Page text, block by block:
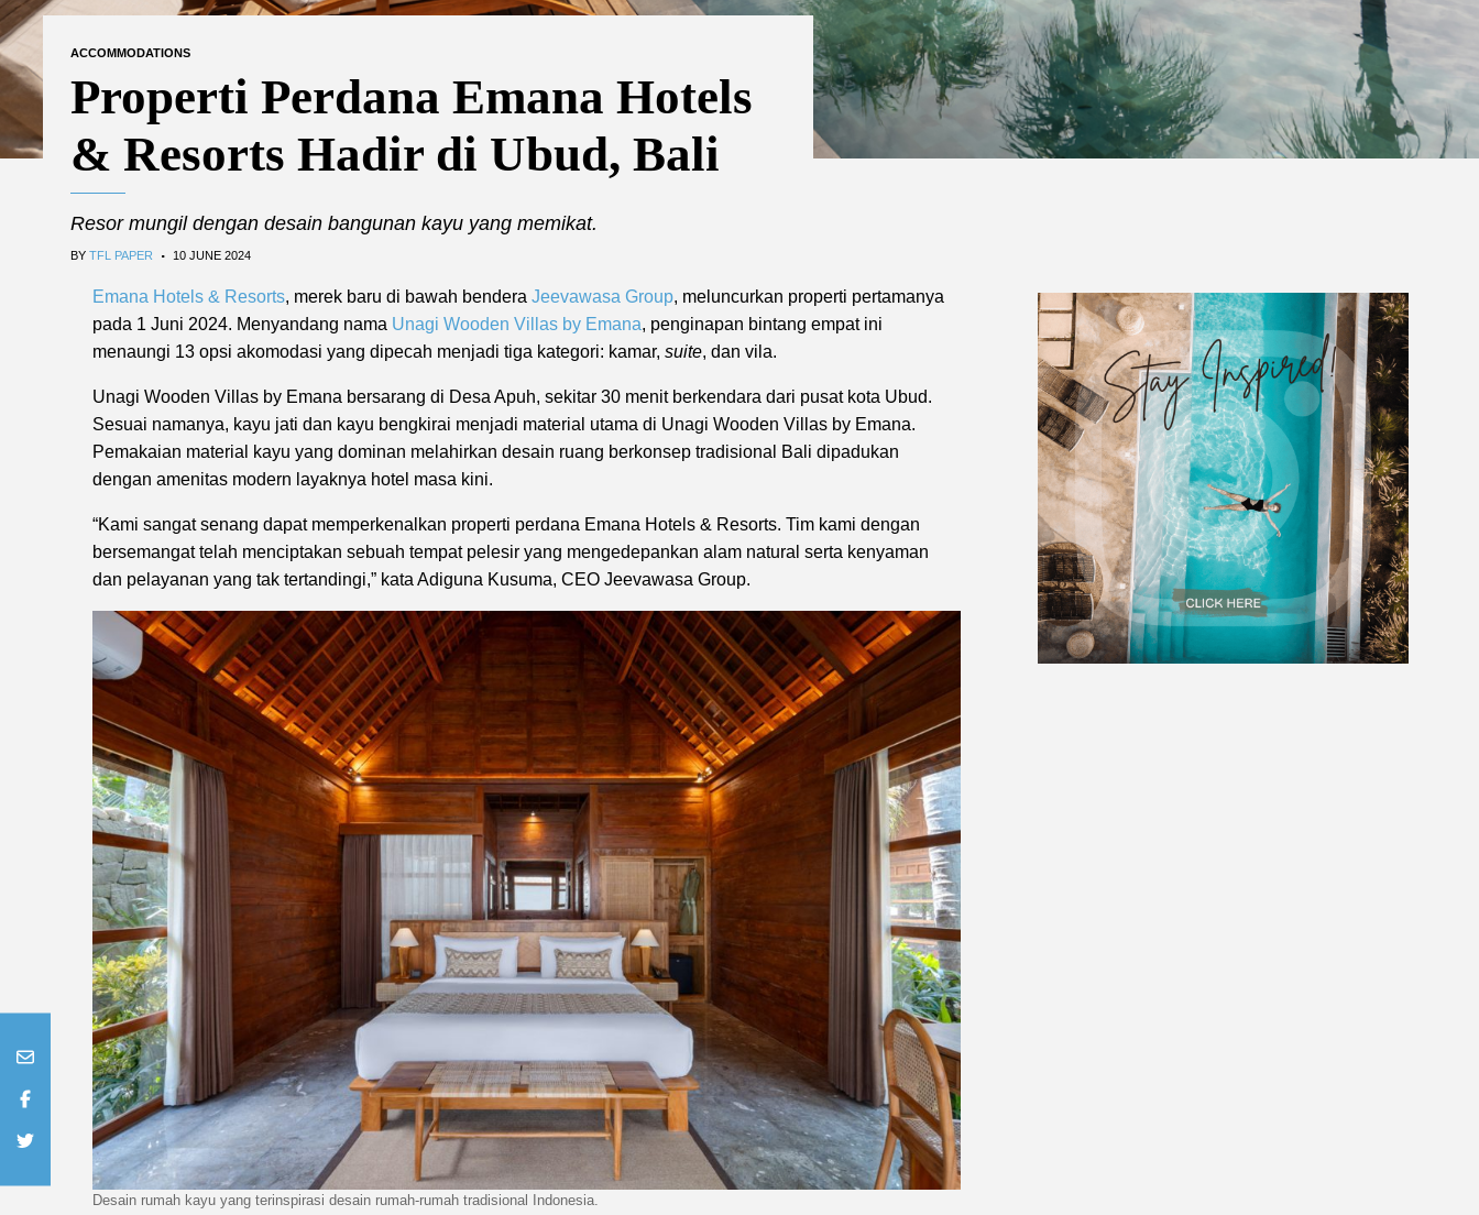
ACCOMMODATIONS
Properti Perdana Emana Hotels
& Resorts Hadir di Ubud, Bali
Resor mungil dengan desain bangunan kayu yang memikat.
BY TFL PAPER . 10 JUNE 2024
Emana Hotels & Resorts, merek baru di bawah bendera Jeevawasa Group, meluncurkan properti pertamanya
pada 1 Juni 2024. Menyandang nama Unagi Wooden Villas by Emana, penginapan bintang empat ini
menaungi 13 opsi akomodasi yang dipecah menjadi tiga kategori: kamar, suite, dan vila.
Unagi Wooden Villas by Emana bersarang di Desa Apuh, sekitar 30 menit berkendara dari pusat kota Ubud.
Sesuai namanya, kayu jati dan kayu bengkirai menjadi material utama di Unagi Wooden Villas by Emana.
Pemakaian material kayu yang dominan melahirkan desain ruang berkonsep tradisional Bali dipadukan
dengan amenitas modern layaknya hotel masa kini.
“Kami sangat senang dapat memperkenalkan properti perdana Emana Hotels & Resorts. Tim kami dengan
bersemangat telah menciptakan sebuah tempat pelesir yang mengedepankan alam natural serta kenyaman
dan pelayanan yang tak tertandingi,” kata Adiguna Kusuma, CEO Jeevawasa Group.
Desain rumah kayu yang terinspirasi desain rumah-rumah tradisional Indonesia.